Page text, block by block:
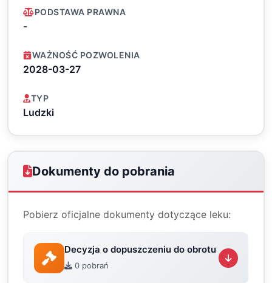
PODSTAWA PRAWNA
-
WAŻNOŚĆ POZWOLENIA
2028-03-27
TYP
Ludzki
Dokumenty do pobrania
Pobierz oficjalne dokumenty dotyczące leku:
Decyzja o dopuszczeniu do obrotu
0 pobrań